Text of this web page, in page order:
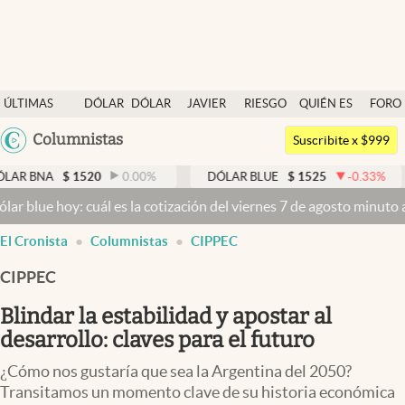
ÚLTIMAS
NOTICIAS
DÓLAR
DÓLAR
JAVIER
RIESGO
QUIÉN ES
QUIÉN
FORO
Argentina
México
Columnistas
Dólar
Members
Economía y Política
Finanzas y Mercados
Mercados Online
Negocios
Columnistas
Otras secciones
Apertura
Suscribite x $999
$ 1520 0.00% DÓLAR BLUE $ 1525 -0.33%
cuál es la cotización del viernes 7 de agosto minuto a minuto
El Cronista Columnistas CIPPEC
CIPPEC
Blindar la estabilidad y apostar al
desarrollo: claves para el futuro
¿Cómo nos gustaría que sea la Argentina del 2050?
Transitamos un momento clave de su historia económica